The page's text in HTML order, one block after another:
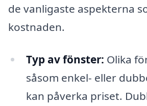
de vanligaste aspekterna
kostnaden.
Typ av fönster: Olika
såsom enkel- eller
kan påverka priset.